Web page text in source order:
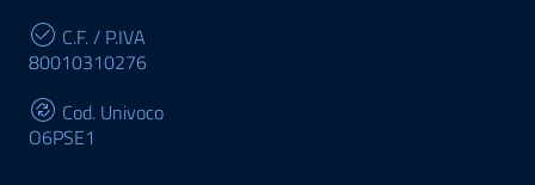
C.F. / P.IVA
80010310276
Cod. Univoco
O6PSE1